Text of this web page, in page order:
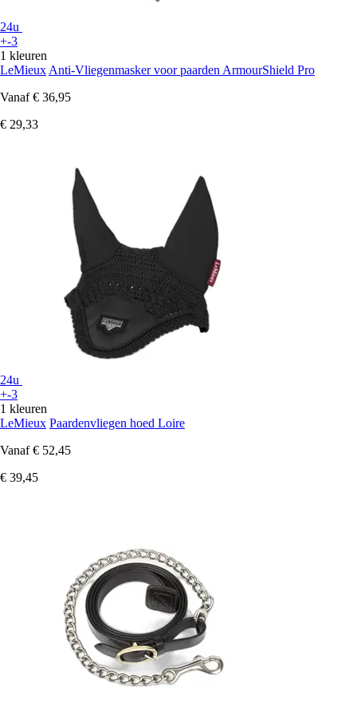
24u
+-3
1 kleuren
LeMieux Anti-Vliegenmasker voor paarden ArmourShield Pro
Vanaf € 36,95
€ 29,33
24u
+-3
1 kleuren
LeMieux Paardenvliegen hoed Loire
Vanaf € 52,45
€ 39,45